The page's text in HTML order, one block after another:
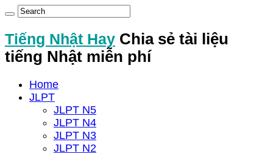
Tiếng Nhật Hay Chia sẻ tài liệu
tiếng Nhật miễn phí
Home
JLPT
JLPT N5
JLPT N4
JLPT N3
JLPT N2